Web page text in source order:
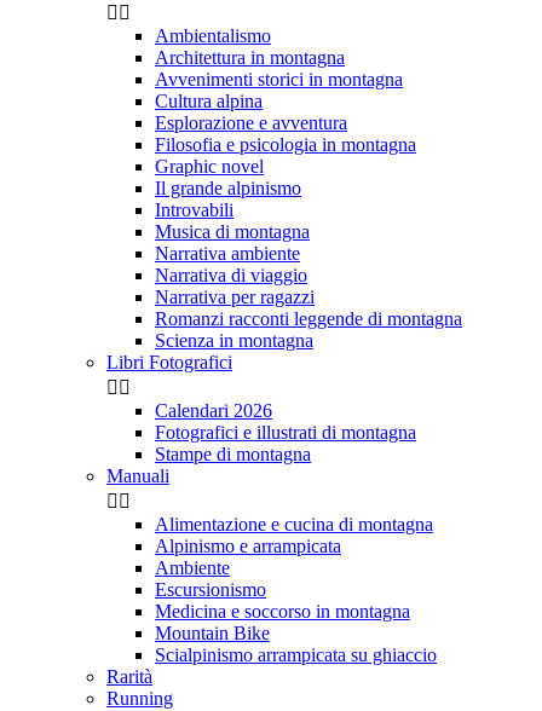
 
Ambientalismo
Architettura in montagna
Avvenimenti storici in montagna
Cultura alpina
Esplorazione e avventura
Filosofia e psicologia in montagna
Graphic novel
Il grande alpinismo
Introvabili
Musica di montagna
Narrativa ambiente
Narrativa di viaggio
Narrativa per ragazzi
Romanzi racconti leggende di montagna
Scienza in montagna
Libri Fotografici
 
Calendari 2026
Fotografici e illustrati di montagna
Stampe di montagna
Manuali
 
Alimentazione e cucina di montagna
Alpinismo e arrampicata
Ambiente
Escursionismo
Medicina e soccorso in montagna
Mountain Bike
Scialpinismo arrampicata su ghiaccio
Rarità
Running